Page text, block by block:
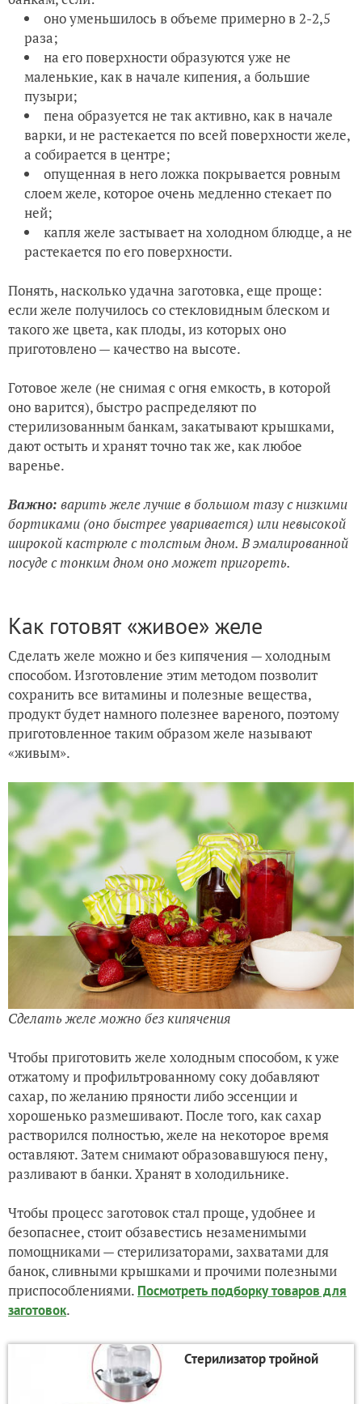
оно уменьшилось в объеме примерно в 2-2,5
раза;
на его поверхности образуются уже не
маленькие, как в начале кипения, а большие
пузыри;
пена образуется не так активно, как в начале
варки, и не растекается по всей поверхности желе,
а собирается в центре;
опущенная в него ложка покрывается ровным
слоем желе, которое очень медленно стекает по
ней;
капля желе застывает на холодном блюдце, а не
растекается по его поверхности.
Понять, насколько удачна заготовка, еще проще:
если желе получилось со стекловидным блеском и
такого же цвета, как плоды, из которых оно
приготовлено — качество на высоте.
Готовое желе (не снимая с огня емкость, в которой
оно варится), быстро распределяют по
стерилизованным банкам, закатывают крышками,
дают остыть и хранят точно так же, как любое
варенье.
Важно: варить желе лучше в большом тазу с низкими
бортиками (оно быстрее уваривается) или невысокой
широкой кастрюле с толстым дном. В эмалированной
посуде с тонким дном оно может пригореть.
Как готовят «живое» желе
Сделать желе можно и без кипячения — холодным
способом. Изготовление этим методом позволит
сохранить все витамины и полезные вещества,
продукт будет намного полезнее вареного, поэтому
приготовленное таким образом желе называют
«живым».
Сделать желе можно без кипячения
Чтобы приготовить желе холодным способом, к уже
отжатому и профильтрованному соку добавляют
сахар, по желанию пряности либо эссенции и
хорошенько размешивают. После того, как сахар
растворился полностью, желе на некоторое время
оставляют. Затем снимают образовавшуюся пену,
разливают в банки. Хранят в холодильнике.
Чтобы процесс заготовок стал проще, удобнее и
безопаснее, стоит обзавестись незаменимыми
помощниками — стерилизаторами, захватами для
банок, сливными крышками и прочими полезными
приспособлениями. Посмотреть подборку товаров для
заготовок.
Стерилизатор тройной